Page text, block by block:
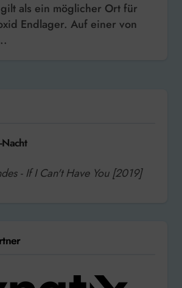
Endlager. Auf einer von
- If I Can't Have You [2019]